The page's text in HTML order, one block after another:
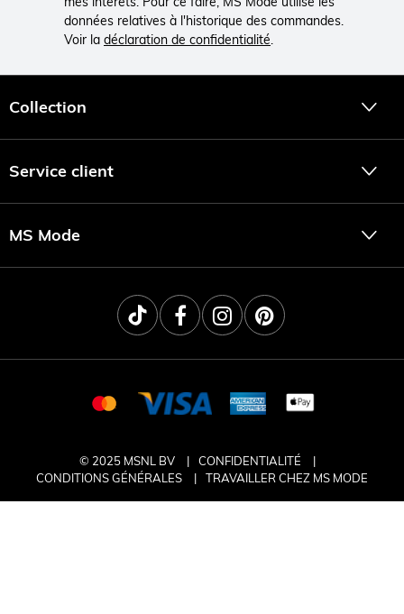
données relatives à l'historique des commandes.
Voir la déclaration de confidentialité.
Collection
Service client
MS Mode
© 2025 MSNL BV
CONFIDENTIALITÉ
CONDITIONS GÉNÉRALES
TRAVAILLER CHEZ MS MODE